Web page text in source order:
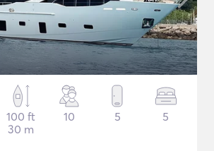
100 ft
30 m
10 5 5